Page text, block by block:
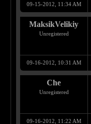
09-15-2012, 11:34 AM
MaksikVelikiy
Unregistered
09-16-2012, 10:31 AM
Che
Unregistered
09-16-2012, 11:22 AM